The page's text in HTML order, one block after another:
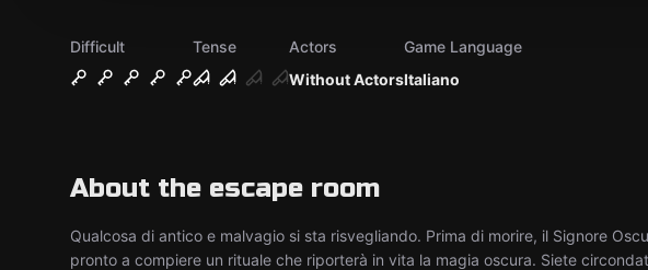
Difficult
Tense
Without Actors
Actors
Italiano
Game Language
About the escape room
Qualcosa di antico e malvagio si sta risvegliando. Prima di morire, il Signore
pronto a compiere un rituale che riporterà in vita la magia oscura. Siete